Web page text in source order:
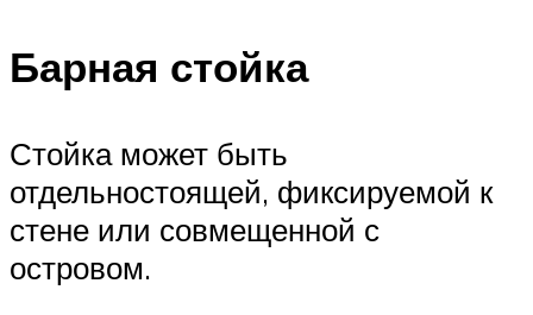
Барная стойка
Стойка может быть
отдельностоящей, фиксируемой к
стене или совмещенной с
островом.